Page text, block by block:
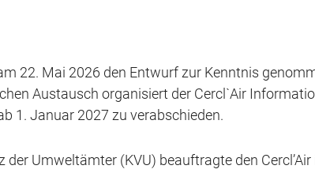
22. Mai 2026 den Entwurf zur Kenntnis
Austausch organisiert der Cercl`Air
1. Januar 2027 zu verabschieden.
der Umweltämter (KVU) beauftragte den